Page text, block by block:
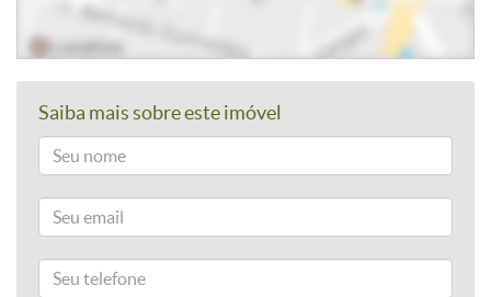
Saiba mais sobre este imóvel